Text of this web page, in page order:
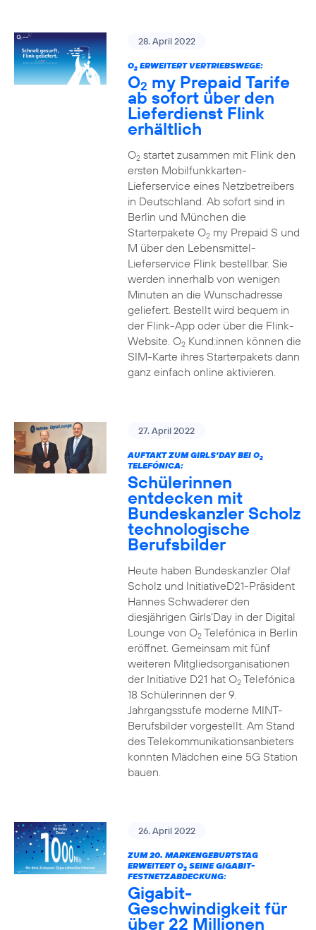
28. April 2022
O2ERWEITERT VERTRIEBSWEGE:
O2 my Prepaid Tarife
ab sofort über den
Lieferdienst Flink
erhältlich
O2startet zusammen mit Flink den
ersten Mobilfunkkarten-
Lieferservice eines Netzbetreibers
in Deutschland. Ab sofort sind in
Berlin und München die
Starterpakete O2my Prepaid S und
M über den Lebensmittel-
Lieferservice Flink bestellbar. Sie
werden innerhalb von wenigen
Minuten an die Wunschadresse
geliefert. Bestellt wird bequem in
der Flink-App oder über die Flink-
Website. O2Kund:innen können die
SIM-Karte ihres Starterpakets dann
ganz einfach online aktivieren.
27. April 2022
AUFTAKT ZUM GIRLS’DAY BEI O2
TELEFÓNICA:
Schülerinnen
entdecken mit
Bundeskanzler Scholz
technologische
Berufsbilder
Heute haben Bundeskanzler Olaf
Scholz und InitiativeD21-Präsident
Hannes Schwaderer den
diesjährigen Girls‘Day in der Digital
Lounge von O2Telefónica in Berlin
eröffnet. Gemeinsam mit fünf
weiteren Mitgliedsorganisationen
der Initiative D21 hat O2Telefónica
18 Schülerinnen der 9.
Jahrgangsstufe moderne MINT-
Berufsbilder vorgestellt. Am Stand
des Telekommunikationsanbieters
konnten Mädchen eine 5G Station
bauen.
26. April 2022
ZUM 20. MARKENGEBURTSTAG
ERWEITERT O2SEINE GIGABIT-
FESTNETZABDECKUNG:
Gigabit-
Geschwindigkeit für
über 22 Millionen